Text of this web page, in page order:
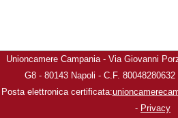
Unioncamere Campania - Via Giovanni
G8 - 80143 Napoli - C.F.
Posta elettronica certificata:
- Privacy